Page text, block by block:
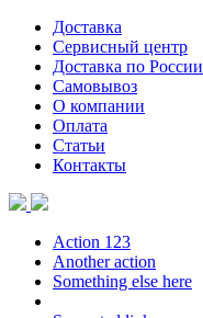
Доставка
Сервисный центр
Доставка по России
Самовывоз
О компании
Оплата
Статьи
Контакты
Action 123
Another action
Something else here